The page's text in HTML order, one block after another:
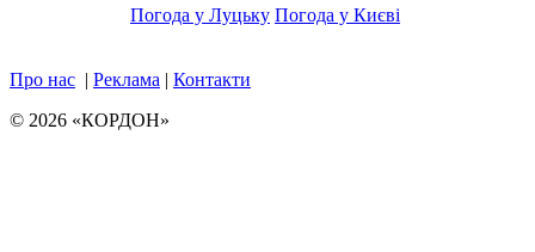
Погода у Луцьку Погода у Києві
Про нас | Реклама | Контакти
© 2026 «КОРДОН»